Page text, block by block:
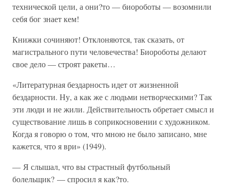
технической цели, а они?то — биороботы — возомнили
себя бог знает кем!
Книжки сочиняют! Отклоняются, так сказать, от
магистрального пути человечества! Биороботы делают
свое дело — строят ракеты…
«Литературная бездарность идет от жизненной
бездарности. Ну, а как же с людьми нетворческими? Так
эти люди и не жили. Действительность обретает смысл и
существование лишь в соприкосновении с художником.
Когда я говорю о том, что мною не было записано, мне
кажется, что я ври» (1949).
— Я слышал, что вы страстный футбольный
болельщик? — спросил я как?то.